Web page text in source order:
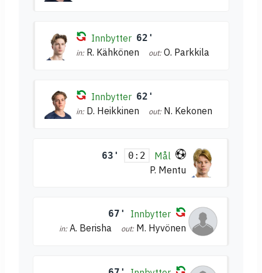
Innbytter 62'
in: R. Kähkönen out: O. Parkkila
Innbytter 62'
in: D. Heikkinen out: N. Kekonen
63' 0:2
Mål
P. Mentu
67' Innbytter
in: A. Berisha out: M. Hyvönen